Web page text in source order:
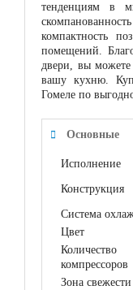
тенденциям в
компактность
помещений.
двери, вы можете
вашу кухню.
Гомеле по
Основные
Исполнение
Конструкция
Система
Цвет
Количество
компрессоров
Зона свежести